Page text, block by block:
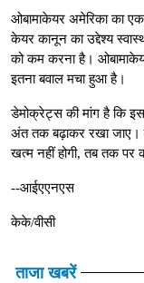
ओबामाकेयर अमेरिका का
केयर कानून का उद्देश्य
को कम करना है।
इतना बवाल मचा हुआ है।
डेमोक्रेट्स की मांग है कि
अंत तक बढ़ाकर रखा जाए।
खत्म नहीं होगी, तब तक पर
--आईएएनएस
केके/वीसी
ताजा खबरें